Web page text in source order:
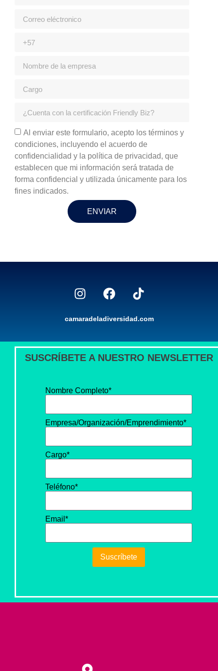
Al enviar este formulario, acepto los términos y
condiciones, incluyendo el acuerdo de
confidencialidad y la política de privacidad, que
establecen que mi información será tratada de
forma confidencial y utilizada únicamente para los
fines indicados.
ENVIAR
camaradeladiversidad.com
SUSCRÍBETE A NUESTRO NEWSLETTER
Nombre Completo*
Empresa/Organización/Emprendimiento*
Cargo*
Teléfono*
Email*
Suscríbete